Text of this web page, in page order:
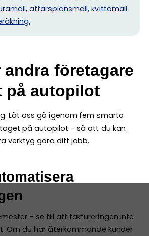
affärsplansmall, kvittomall
andra företagare
på autopilot
Låt oss gå igenom fem smarta
på autopilot – så att du kan
verktyg göra ditt jobb.
– se till att faktureringen inte
Om du har återkommande kunder